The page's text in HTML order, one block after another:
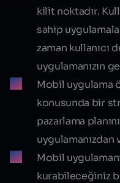
kilit noktadır.
sahip
zaman kullanıcı
uygulamanızın
Mobil uygulama
konusunda bir
pazarlama
uygulamanızdan
Mobil
kurabileceğiniz